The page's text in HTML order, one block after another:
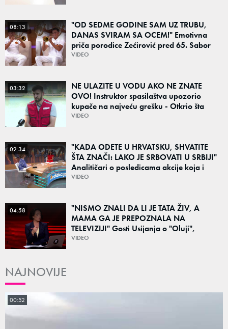
08:13
"OD SEDME GODINE SAM UZ TRUBU,
DANAS SVIRAM SA OCEM!" Emotivna
priča porodice Zećirović pred 65. Sabor
trubača u Guči
VIDEO
03:32
NE ULAZITE U VODU AKO NE ZNATE
OVO! Instruktor spasilaštva upozorio
kupače na najveću grešku - Otkrio šta
nikako ne bi smeli na svoju ruku da radimo
VIDEO
02:34
"KADA ODETE U HRVATSKU, SHVATITE
ŠTA ZNAČI: LAKO JE SRBOVATI U SRBIJI"
Analitičari o posledicama akcije koja i
danas deli region: "To su teške i bolne
VIDEO
04:58
"NISMO ZNALI DA LI JE TATA ŽIV, A
MAMA GA JE PREPOZNALA NA
TELEVIZIJI" Gosti Usijanja o "Oluji",
egzodusu Srba i stravičnim svedočenjima
VIDEO
NAJNOVIJE
00:52